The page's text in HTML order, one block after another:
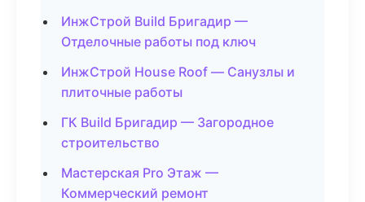
ИнжСтрой Build Бригадир —
Отделочные работы под ключ
ИнжСтрой House Roof — Санузлы и
плиточные работы
ГК Build Бригадир — Загородное
строительство
Мастерская Pro Этаж —
Коммерческий ремонт